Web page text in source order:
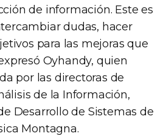
de información. Este es
dudas, hacer
para las mejoras que
Oyhandy, quien
por las directoras de
de la Información,
Desarrollo de Sistemas de
Montagna.